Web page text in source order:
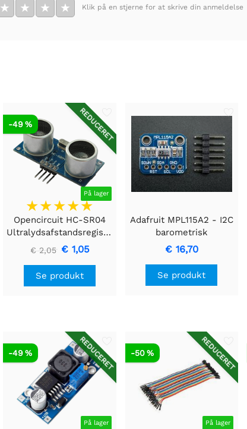
★ ★ ★ ★ Klik på en stjerne for at skrive din anmeldelse
REDUCERET
På lager
-49 %
Opencircuit HC-SR04
Ultralydsafstandsregistreringsmodul
€ 2,05 € 1,05
Se produkt
Adafruit MPL115A2 - I2C
barometrisk
tryk/temperatursensor
€ 16,70
Se produkt
REDUCERET
På lager
-49 % REDUCERET
På lager
-50 %